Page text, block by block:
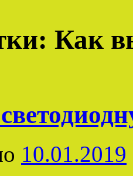
Как
10.01.2019